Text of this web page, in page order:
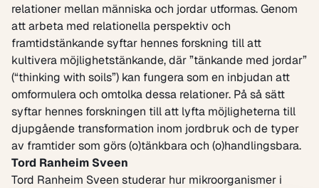
relationer mellan människa och jordar utformas. Genom
att arbeta med relationella perspektiv och
framtidstänkande syftar hennes forskning till att
kultivera möjlighetstänkande, där ”tänkande med jordar”
(“thinking with soils”) kan fungera som en inbjudan att
omformulera och omtolka dessa relationer. På så sätt
syftar hennes forskningen till att lyfta möjligheterna till
djupgående transformation inom jordbruk och de typer
av framtider som görs (o)tänkbara och (o)handlingsbara.
Tord Ranheim Sveen
Tord Ranheim Sveen studerar hur mikroorganismer i